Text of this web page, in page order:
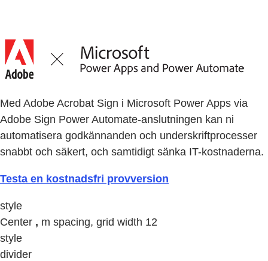
Med Adobe Acrobat Sign i Microsoft Power Apps via
Adobe Sign Power Automate-anslutningen kan ni
automatisera godkännanden och underskriftprocesser
snabbt och säkert, och samtidigt sänka IT-kostnaderna.
Testa en kostnadsfri provversion
style
Center , m spacing, grid width 12
style
divider